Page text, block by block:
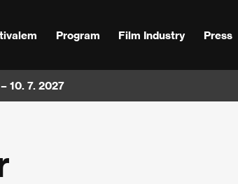
Program Film Industry Press
10. 7. 2027